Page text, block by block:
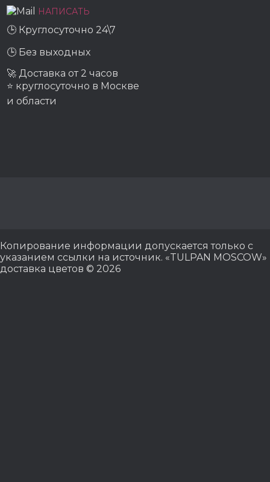
НАПИСАТЬ
🕒 Круглосуточно 24\7
🕒 Без выходных
🚀 Доставка от 2 часов
⭐ круглосуточно в Москве
и области
Копирование информации допускается только с
указанием ссылки на источник. «TULPAN MOSCOW»
доставка цветов © 2026